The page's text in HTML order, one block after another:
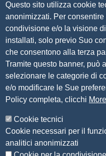
Via Luigi Einaudi, 23,
Tel. 030 37251
PEC
P.IVA 00859790172
C.F. 80013870177
Contatti
Amministrazione
Organizzazione
Bandi di concorso
Bandi di gara e contratti
Provvedimenti
Questo sito utilizza cookie
anonimizzati. Per
condivisione e/o la visione
installati, solo previo Suo
che consentono alla terza
Tramite questo banner, può
selezionare le categorie di
e/o modificare le Sue
Policy completa, clicchi
Cookie tecnici
Cookie necessari per il
analitici anonimizzati